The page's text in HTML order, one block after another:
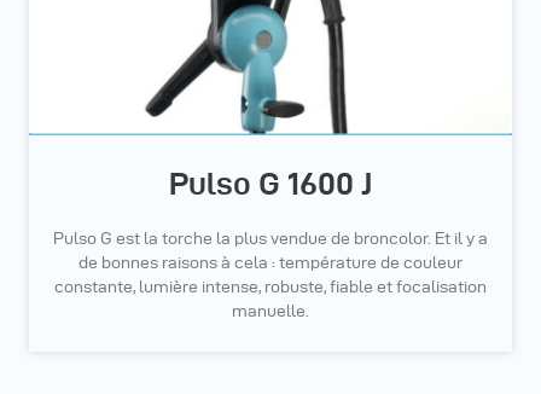
Pulso G 1600 J
Pulso G est la torche la plus vendue de broncolor. Et il y a
de bonnes raisons à cela : température de couleur
constante, lumière intense, robuste, fiable et focalisation
manuelle.